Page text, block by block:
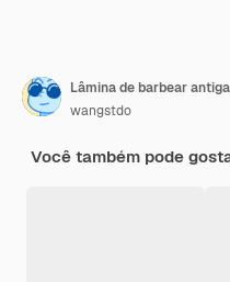
wangstdo
Você também pode